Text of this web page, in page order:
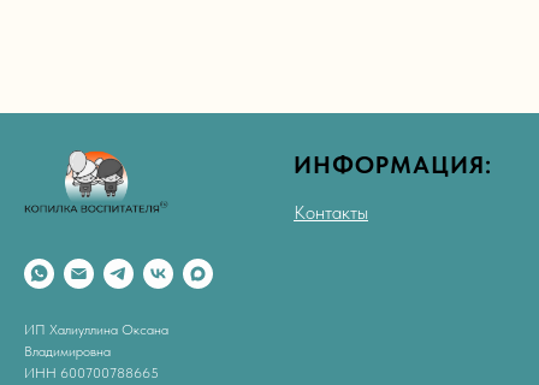
ИП Халиуллина Оксана
Владимировна
ИНН 600700788665
ИНФОРМАЦИЯ:
Контакты